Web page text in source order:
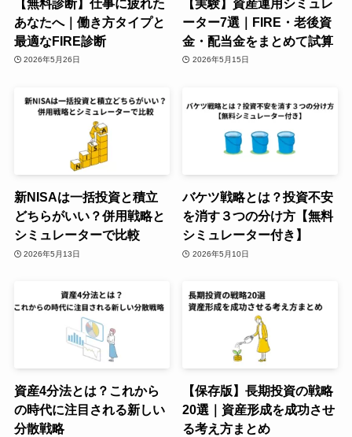
【無料診断】仕事に疲れた
あなたへ｜働き方タイプと
最適なFIRE診断
2026年5月26日
【実験】資産運用シミュレ
ーター7選｜FIRE・老後資
金・配当金をまとめて試算
2026年5月15日
新NISAは一括投資と積立
どちらがいい？併用戦略と
シミュレーターで比較
2026年5月13日
バケツ戦略とは？投資不安
を消す３つの分け方【無料
シミュレーター付き】
2026年5月10日
資産4分法とは？これから
の時代に注目される新しい
分散戦略
【保存版】長期投資の戦略
20選｜資産形成を成功させ
る考え方まとめ